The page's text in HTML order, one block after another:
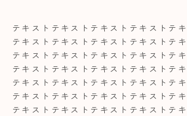
テキストテキストテキストテキストテ
テキストテキストテキストテキストテ
テキストテキストテキストテキストテ
テキストテキストテキストテキストテ
テキストテキストテキストテキストテ
テキストテキストテキストテキストテ
テキストテキストテキストテキストテ